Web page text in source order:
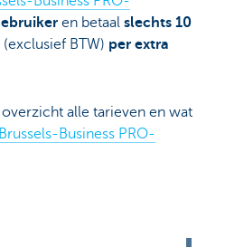
en betaal slechts 10
BTW) per extra
alle tarieven en wat
Business PRO-